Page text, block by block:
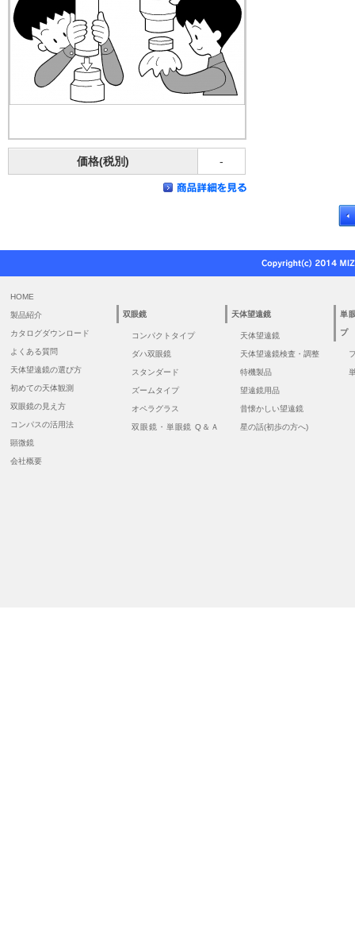
価格(税別) -
HOME
製品紹介
カタログダウンロード
よくある質問
天体望遠鏡の選び方
初めての天体観測
双眼鏡の見え方
コンパスの活用法
顕微鏡
会社概要
双眼鏡
コンパクトタイプ
ダハ双眼鏡
スタンダード
ズームタイプ
オペラグラス
双眼鏡・単眼鏡 Q＆Ａ
天体望遠鏡
天体望遠鏡
天体望遠鏡検査・調整
特機製品
望遠鏡用品
昔懐かしい望遠鏡
星の話(初歩の方へ)
単
プ